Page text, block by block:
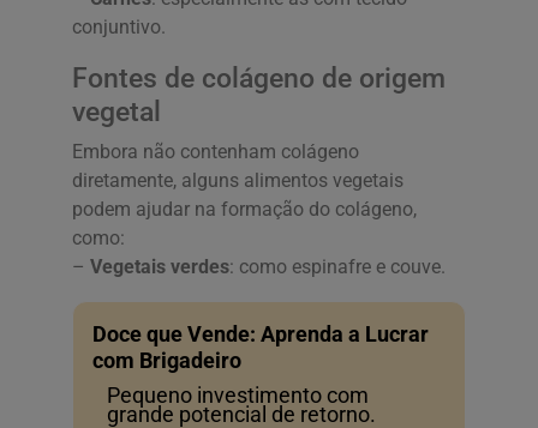
conjuntivo.
Fontes de colágeno de origem
vegetal
Embora não contenham colágeno
diretamente, alguns alimentos vegetais
podem ajudar na formação do colágeno,
como:
– Vegetais verdes: como espinafre e couve.
Doce que Vende: Aprenda a Lucrar
com Brigadeiro
Pequeno investimento com
grande potencial de retorno.